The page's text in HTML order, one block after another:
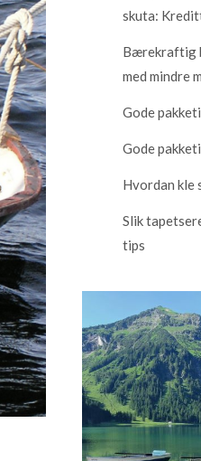
skuta:
Bærekraftig
med mindre
Gode
Gode
Hvordan kle
Slik
tips